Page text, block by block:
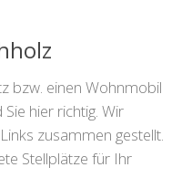
bzw. einen Wohnmobil
hier richtig. Wir
zusammen gestellt.
Stellplätze für Ihr